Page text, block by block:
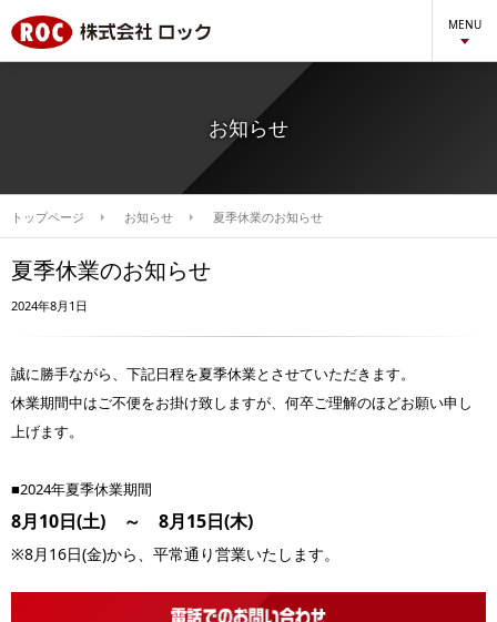
MENU
お知らせ
トップページ お知らせ 夏季休業のお知らせ
夏季休業のお知らせ
2024年8月1日
誠に勝手ながら、下記日程を夏季休業とさせていただきます。
休業期間中はご不便をお掛け致しますが、何卒ご理解のほどお願い申し
上げます。
■2024年夏季休業期間
8月10日(土) ～ 8月15日(木)
※8月16日(金)から、平常通り営業いたします。